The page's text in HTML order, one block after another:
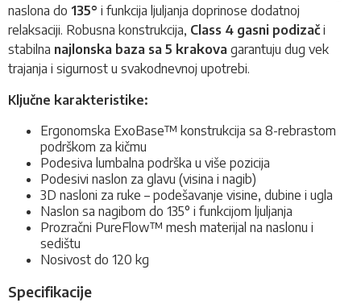
naslona do 135° i funkcija ljuljanja doprinose dodatnoj
relaksaciji. Robusna konstrukcija, Class 4 gasni podizač i
stabilna najlonska baza sa 5 krakova garantuju dug vek
trajanja i sigurnost u svakodnevnoj upotrebi.
Ključne karakteristike:
Ergonomska ExoBase™ konstrukcija sa 8-rebrastom
podrškom za kičmu
Podesiva lumbalna podrška u više pozicija
Podesivi naslon za glavu (visina i nagib)
3D nasloni za ruke – podešavanje visine, dubine i ugla
Naslon sa nagibom do 135° i funkcijom ljuljanja
Prozračni PureFlow™ mesh materijal na naslonu i
sedištu
Nosivost do 120 kg
Specifikacije